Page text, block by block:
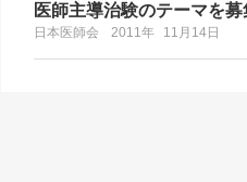
医師主導治験のテーマを募
日本医師会 2011年 11月14日